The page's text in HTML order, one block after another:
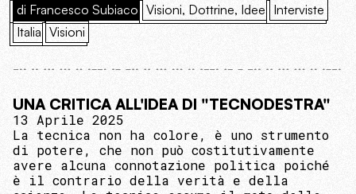
di Francesco Subiaco Visioni, Dottrine, Idee Interviste
Italia Visioni
UNA CRITICA ALL'IDEA DI "TECNODESTRA"
13 Aprile 2025
La tecnica non ha colore, è uno strumento
di potere, che non può costitutivamente
avere alcuna connotazione politica poiché
è il contrario della verità e della